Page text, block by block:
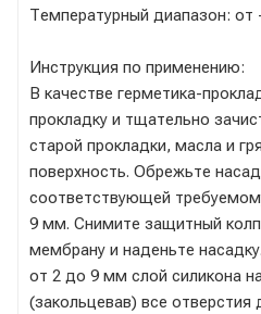
Температурный диапазон: от
Инструкция по применению:
В качестве герметика-
прокладку и тщательно
старой прокладки, масла и
поверхность. Обрежьте
соответствующей
9 мм. Снимите защитный
мембрану и наденьте
от 2 до 9 мм слой силикона
(закольцевав) все